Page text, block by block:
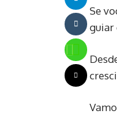
Se
guiar